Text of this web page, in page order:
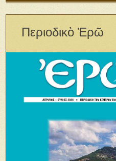
Περιοδικὸ Ἐρῶ